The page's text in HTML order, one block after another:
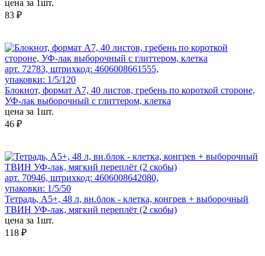
цена за 1шт.
83 ₽
арт. 72783, штрихкод: 4606008661555,
упаковки: 1/5/120
Блокнот, формат А7, 40 листов, гребень по короткой стороне,
УФ-лак выборочный с глиттером, клетка
цена за 1шт.
46 ₽
арт. 70946, штрихкод: 4606008642080,
упаковки: 1/5/50
Тетрадь, А5+, 48 л, вн.блок - клетка, конгрев + выборочный
ТВИН УФ-лак, мягкий переплёт (2 скобы)
цена за 1шт.
118 ₽